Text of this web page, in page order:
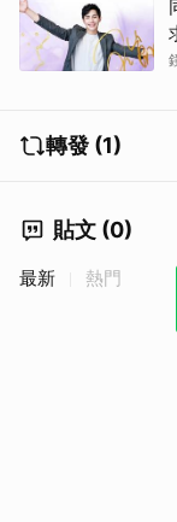
轉發 (1)
貼文 (0)
最新 熱門